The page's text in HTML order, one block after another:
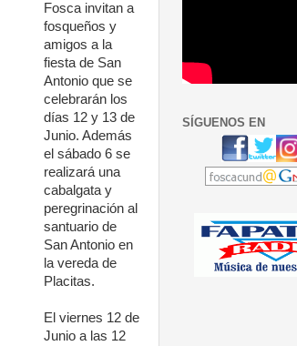
Fosca invitan a
fosqueños y
amigos a la
fiesta de San
Antonio que se
celebrarán los
días 12 y 13 de
Junio. Además
el sábado 6 se
realizará una
cabalgata y
peregrinación al
santuario de
San Antonio en
la vereda de
Placitas.
El viernes 12 de
Junio a las 12
SÍGUENOS EN